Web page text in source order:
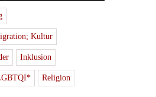
Kultur
Inklusion
Religion